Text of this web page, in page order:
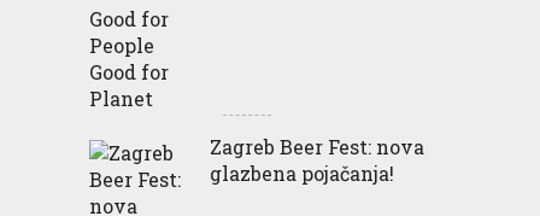
Zagreb Beer Fest: nova
glazbena pojačanja!